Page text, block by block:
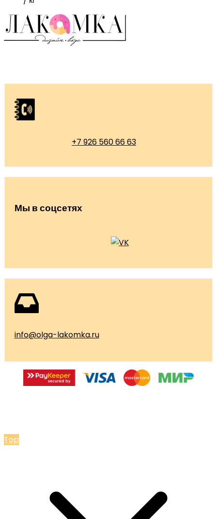
+7 926 560 66 63
Мы в соцсетях
info@olga-lakomka.ru
Top